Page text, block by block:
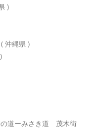
)
沖縄県 )
道ーみさき道 茂木街